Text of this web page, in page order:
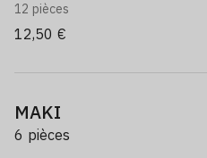
12 pièces
12,50 €
MAKI
6 pièces